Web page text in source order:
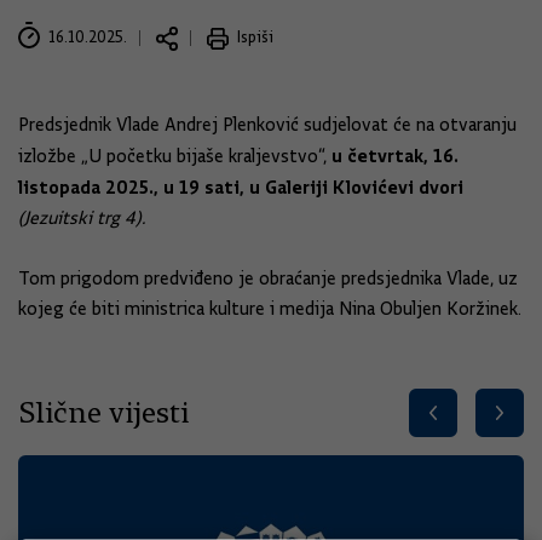
16.10.2025. Ispiši
Predsjednik Vlade Andrej Plenković sudjelovat će na otvaranju
izložbe „U početku bijaše kraljevstvo“, u četvrtak, 16.
listopada 2025., u 19 sati, u Galeriji Klovićevi dvori
(Jezuitski trg 4).
Tom prigodom predviđeno je obraćanje predsjednika Vlade, uz
kojeg će biti ministrica kulture i medija Nina Obuljen Koržinek.
Slične vijesti